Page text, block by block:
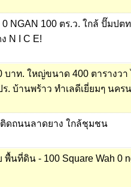
NGAN 100 ตร.ว. ใกล้ ปั๊มปต
N I C E!
บาท. ใหญ่ขนาด 400 ตารางวา
. บ้านพร้าว ทำเลดีเยี่ยมๆ นคร
ดถนนลาดยาง ใกล้ชุมชน
พื้นที่ดิน - 100 Square Wah 0